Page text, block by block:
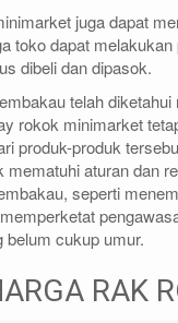
juga dapat
toko dapat
dibeli dan dipasok.
telah
rokok minimarket
produk-produk
aturan dan
seperti
belum cukup umur.
RAK